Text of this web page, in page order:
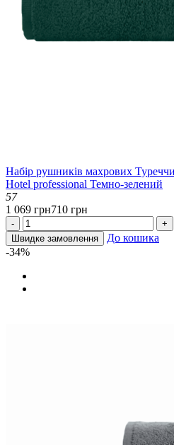
Набір рушників махрових
Hotel professional Темно-зелений
57
1 069 грн710 грн
-
+
Швидке замовлення
До кошика
-34%